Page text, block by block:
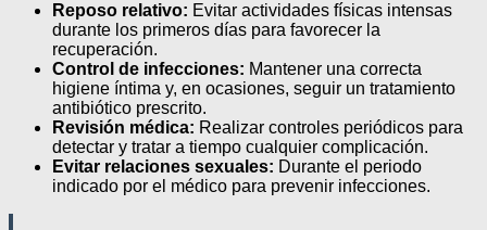
Reposo relativo: Evitar actividades físicas intensas
durante los primeros días para favorecer la
recuperación.
Control de infecciones: Mantener una correcta
higiene íntima y, en ocasiones, seguir un tratamiento
antibiótico prescrito.
Revisión médica: Realizar controles periódicos para
detectar y tratar a tiempo cualquier complicación.
Evitar relaciones sexuales: Durante el periodo
indicado por el médico para prevenir infecciones.